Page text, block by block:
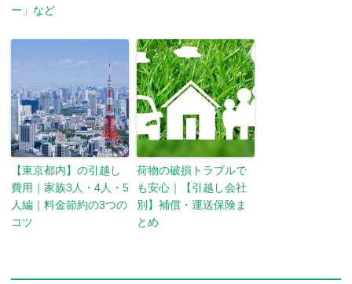
ー」など
【東京都内】の引越し
費用｜家族3人・4人・5
人編｜料金節約の3つの
コツ
荷物の破損トラブルで
も安心｜【引越し会社
別】補償・運送保険ま
とめ